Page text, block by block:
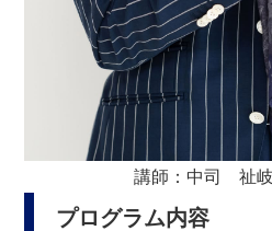
講師：中司 祉
プログラム内容